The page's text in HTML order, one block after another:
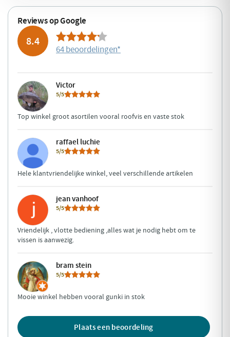
Reviews op Google
8.4
64 beoordelingen*
Victor
5/5
Top winkel groot asortilen vooral roofvis en vaste stok
raffael luchie
5/5
Hele klantvriendelijke winkel, veel verschillende artikelen
jean vanhoof
5/5
Vriendelijk , vlotte bediening ,alles wat je nodig hebt om te
vissen is aanwezig.
bram stein
5/5
Mooie winkel hebben vooral gunki in stok
Plaats een beoordeling